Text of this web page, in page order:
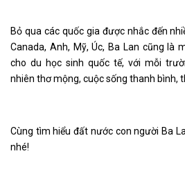
Bỏ qua các quốc gia được nhắc đến
Canada, Anh, Mỹ, Úc, Ba Lan cũng là
cho du học sinh quốc tế, với mỗi
nhiên thơ mộng, cuộc sống thanh bình,
Cùng tìm hiểu đất nước con người Ba
nhé!